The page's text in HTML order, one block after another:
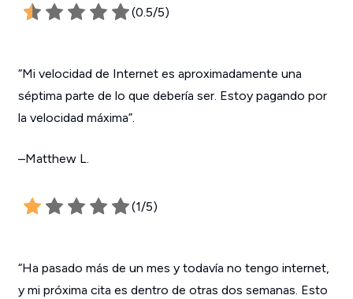
(0.5/5)
“Mi velocidad de Internet es aproximadamente una
séptima parte de lo que debería ser. Estoy pagando por
la velocidad máxima”.
–Matthew L.
(1/5)
“Ha pasado más de un mes y todavía no tengo internet,
y mi próxima cita es dentro de otras dos semanas. Esto